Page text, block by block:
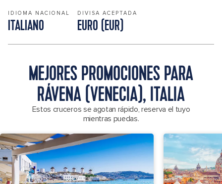
IDIOMA NACIONAL
ITALIANO
DIVISA ACEPTADA
EURO (EUR)
MEJORES PROMOCIONES PARA
RÁVENA (VENECIA), ITALIA
Estos cruceros se agotan rápido, reserva el tuyo
mientras puedas.